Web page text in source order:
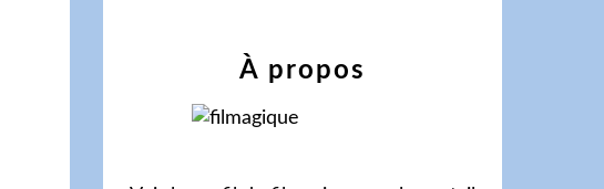
À propos